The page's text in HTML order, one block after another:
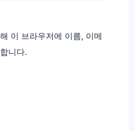
이 브라우저에 이름, 이메
니다.